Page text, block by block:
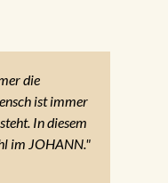
die
ist immer
In diesem
im JOHANN."